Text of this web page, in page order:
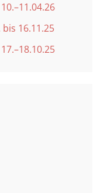
16.11.25